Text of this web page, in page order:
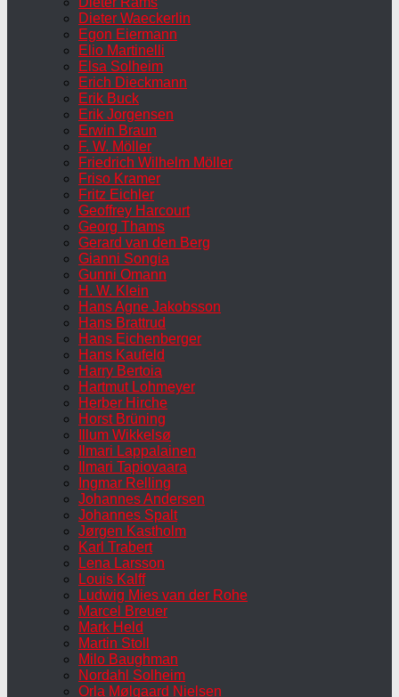
Dieter Waeckerlin
Egon Eiermann
Elio Martinelli
Elsa Solheim
Erich Dieckmann
Erik Buck
Erik Jorgensen
Erwin Braun
F. W. Möller
Friedrich Wilhelm Möller
Friso Kramer
Fritz Eichler
Geoffrey Harcourt
Georg Thams
Gerard van den Berg
Gianni Songia
Gunni Omann
H. W. Klein
Hans Agne Jakobsson
Hans Brattrud
Hans Eichenberger
Hans Kaufeld
Harry Bertoia
Hartmut Lohmeyer
Herber Hirche
Horst Brüning
Illum Wikkelsø
Ilmari Lappalainen
Ilmari Tapiovaara
Ingmar Relling
Johannes Andersen
Johannes Spalt
Jørgen Kastholm
Karl Trabert
Lena Larsson
Louis Kalff
Ludwig Mies van der Rohe
Marcel Breuer
Mark Held
Martin Stoll
Milo Baughman
Nordahl Solheim
Orla Mølgaard Nielsen